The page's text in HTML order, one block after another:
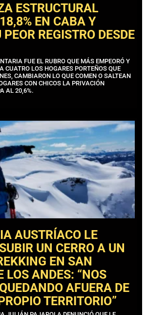
ESTRUCTURAL
EN CABA Y
REGISTRO DESDE
FUE EL RUBRO QUE MÁS EMPEORÓ Y
CUATRO LOS HOGARES PORTEÑOS QUE
CAMBIARON LO QUE COMEN O SALTEAN
CON CHICOS LA PRIVACIÓN
AL 20,6%.
AUSTRÍACO LE
UN CERRO A UN
EN SAN
LOS ANDES: “NOS
AFUERA DE
TERRITORIO”